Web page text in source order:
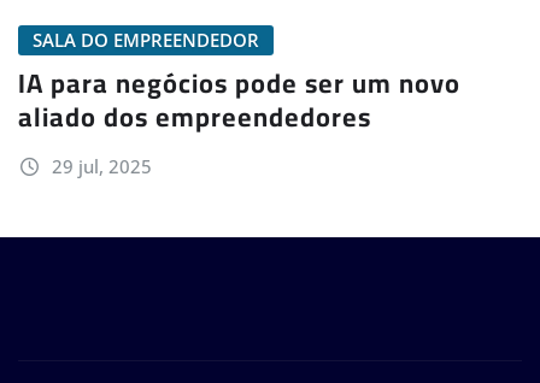
SALA DO EMPREENDEDOR
IA para negócios pode ser um novo
aliado dos empreendedores
29 jul, 2025